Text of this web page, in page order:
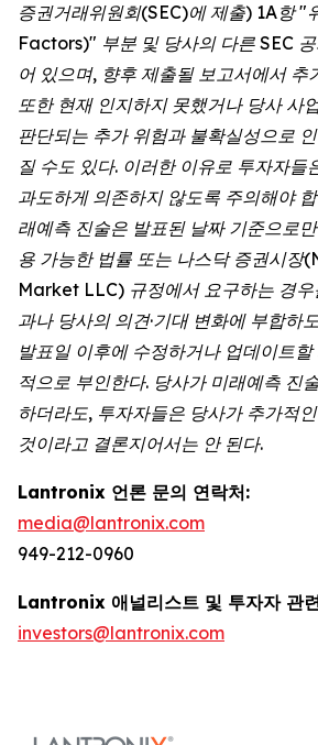
증권거래위원회(SEC)에 제출) 1A항 "
Factors)" 부분 및 당사의 다른 SEC
어 있으며, 향후 제출될 보고서에서 추
또한 현재 인지하지 못했거나 당사 사
판단되는 추가 위험과 불확실성으로
질 수도 있다. 이러한 이유로 투자자들
과도하게 의존하지 않도록 주의해야
래예측 진술은 발표된 날짜 기준으로
용 가능한 법률 또는 나스닥 증권시
Market LLC) 규정에서 요구하는 경우
과나 당사의 의견·기대 변화에 부합하
발표일 이후에 수정하거나 업데이트
적으로 부인한다. 당사가 미래예측 진
하더라도, 투자자들은 당사가 추가적
것이라고 결론지어서는 안 된다.
Lantronix 언론 문의 연락처:
media@lantronix.com
949-212-0960
Lantronix 애널리스트 및 투자자 관
investors@lantronix.com